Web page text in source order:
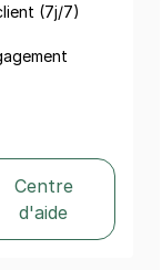
(7j/7)
Centre
d'aide